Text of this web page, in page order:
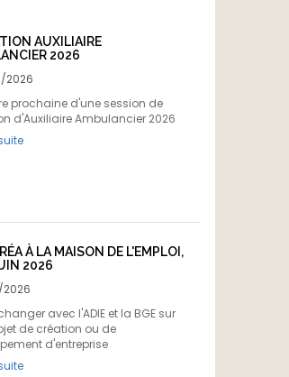
AUXILIAIRE
2026
prochaine d'une session de
d'Auxiliaire Ambulancier 2026
À LA MAISON DE L'EMPLOI,
2026
avec l'ADIE et la BGE sur
de création ou de
d'entreprise